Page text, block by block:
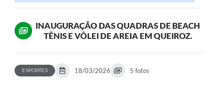
INAUGURAÇÃO DAS QUADRAS DE BEACH
TÊNIS E VÔLEI DE AREIA EM QUEIROZ.
ESPORTES 18/03/2026 5 fotos